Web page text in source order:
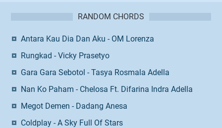
RANDOM CHORDS
Antara Kau Dia Dan Aku - OM Lorenza
Rungkad - Vicky Prasetyo
Gara Gara Sebotol - Tasya Rosmala Adella
Nan Ko Paham - Chelosa Ft. Difarina Indra Adella
Megot Demen - Dadang Anesa
Coldplay - A Sky Full Of Stars